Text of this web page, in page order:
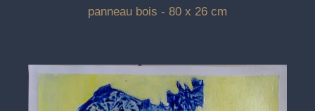
panneau bois - 80 x 26 cm